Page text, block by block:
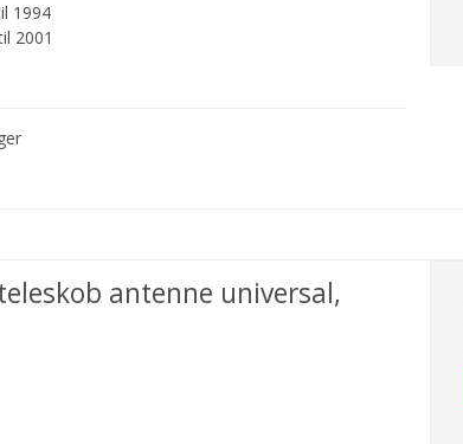
1994
2001
antenne universal,